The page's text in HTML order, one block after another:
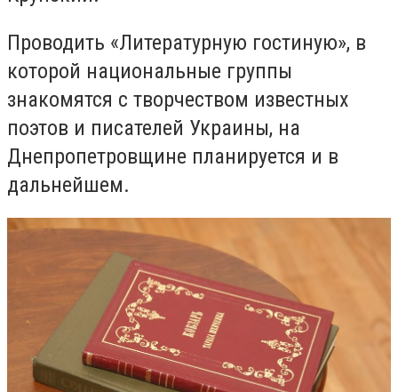
Проводить «Литературную гостиную», в
которой национальные группы
знакомятся с творчеством известных
поэтов и писателей Украины, на
Днепропетровщине планируется и в
дальнейшем.